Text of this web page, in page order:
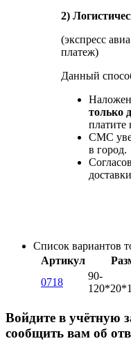
2)
(экспресс
платеж)
Данный
только
платите
СМС
в город.
Список вариантов
Артикул
0718
90-
Войдите в учётную
сообщить вам об